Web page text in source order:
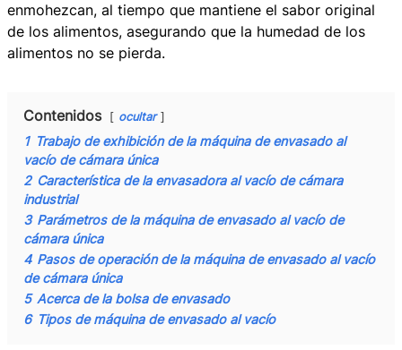
enmohezcan, al tiempo que mantiene el sabor original
de los alimentos, asegurando que la humedad de los
alimentos no se pierda.
Contenidos ocultar
1 Trabajo de exhibición de la máquina de envasado al
vacío de cámara única
2 Característica de la envasadora al vacío de cámara
industrial
3 Parámetros de la máquina de envasado al vacío de
cámara única
4 Pasos de operación de la máquina de envasado al vacío
de cámara única
5 Acerca de la bolsa de envasado
6 Tipos de máquina de envasado al vacío